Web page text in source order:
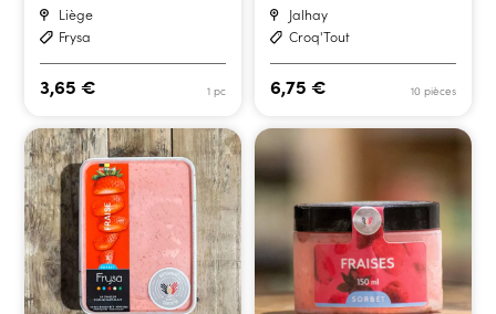
Liège
Frysa
1 pc
3,65€
Jalhay
Croq'Tout
10 pièces
6,75 €